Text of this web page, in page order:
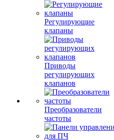
Регулирующие
клапаны
Приводы
регулирующих
клапанов
Преобразователи
частоты